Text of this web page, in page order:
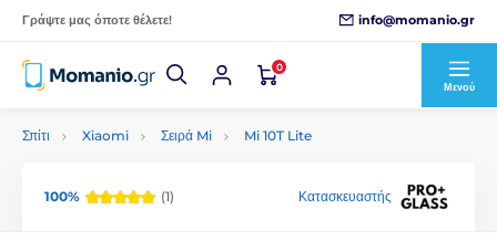
Γράψτε μας όποτε θέλετε! info@momanio.gr
0
Μενού
Σπίτι Xiaomi Σειρά Mi Mi 10T Lite
100% (1) Κατασκευαστής